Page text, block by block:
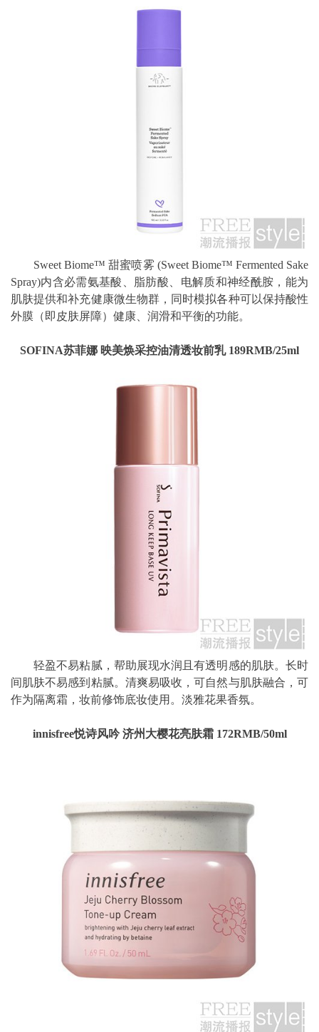
Sweet Biome™ 甜蜜喷雾 (Sweet Biome™ Fermented Sake
Spray)内含必需氨基酸、脂肪酸、电解质和神经酰胺，能为
肌肤提供和补充健康微生物群，同时模拟各种可以保持酸性
外膜（即皮肤屏障）健康、润滑和平衡的功能。
SOFINA苏菲娜 映美焕采控油清透妆前乳 189RMB/25ml
轻盈不易粘腻，帮助展现水润且有透明感的肌肤。长时
间肌肤不易感到粘腻。清爽易吸收，可自然与肌肤融合，可
作为隔离霜，妆前修饰底妆使用。淡雅花果香氛。
innisfree悦诗风吟 济州大樱花亮肤霜 172RMB/50ml